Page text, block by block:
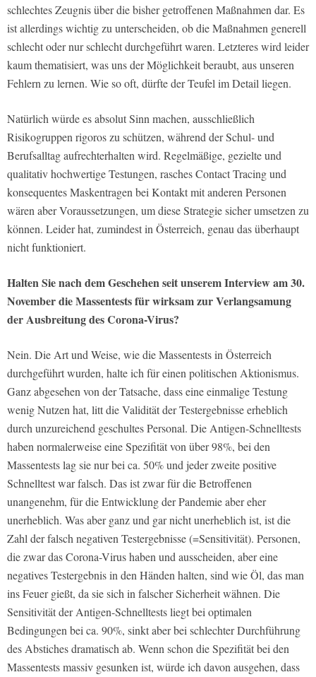
schlechtes Zeugnis über die bisher getroffenen Maßnahmen dar. Es
ist allerdings wichtig zu unterscheiden, ob die Maßnahmen generell
schlecht oder nur schlecht durchgeführt waren. Letzteres wird leider
kaum thematisiert, was uns der Möglichkeit beraubt, aus unseren
Fehlern zu lernen. Wie so oft, dürfte der Teufel im Detail liegen.
Natürlich würde es absolut Sinn machen, ausschließlich
Risikogruppen rigoros zu schützen, während der Schul- und
Berufsalltag aufrechterhalten wird. Regelmäßige, gezielte und
qualitativ hochwertige Testungen, rasches Contact Tracing und
konsequentes Maskentragen bei Kontakt mit anderen Personen
wären aber Voraussetzungen, um diese Strategie sicher umsetzen zu
können. Leider hat, zumindest in Österreich, genau das überhaupt
nicht funktioniert.
Halten Sie nach dem Geschehen seit unserem Interview am 30.
November die Massentests für wirksam zur Verlangsamung
der Ausbreitung des Corona-Virus?
Nein. Die Art und Weise, wie die Massentests in Österreich
durchgeführt wurden, halte ich für einen politischen Aktionismus.
Ganz abgesehen von der Tatsache, dass eine einmalige Testung
wenig Nutzen hat, litt die Validität der Testergebnisse erheblich
durch unzureichend geschultes Personal. Die Antigen-Schnelltests
haben normalerweise eine Spezifität von über 98%, bei den
Massentests lag sie nur bei ca. 50% und jeder zweite positive
Schnelltest war falsch. Das ist zwar für die Betroffenen
unangenehm, für die Entwicklung der Pandemie aber eher
unerheblich. Was aber ganz und gar nicht unerheblich ist, ist die
Zahl der falsch negativen Testergebnisse (=Sensitivität). Personen,
die zwar das Corona-Virus haben und ausscheiden, aber eine
negatives Testergebnis in den Händen halten, sind wie Öl, das man
ins Feuer gießt, da sie sich in falscher Sicherheit wähnen. Die
Sensitivität der Antigen-Schnelltests liegt bei optimalen
Bedingungen bei ca. 90%, sinkt aber bei schlechter Durchführung
des Abstiches dramatisch ab. Wenn schon die Spezifität bei den
Massentests massiv gesunken ist, würde ich davon ausgehen, dass